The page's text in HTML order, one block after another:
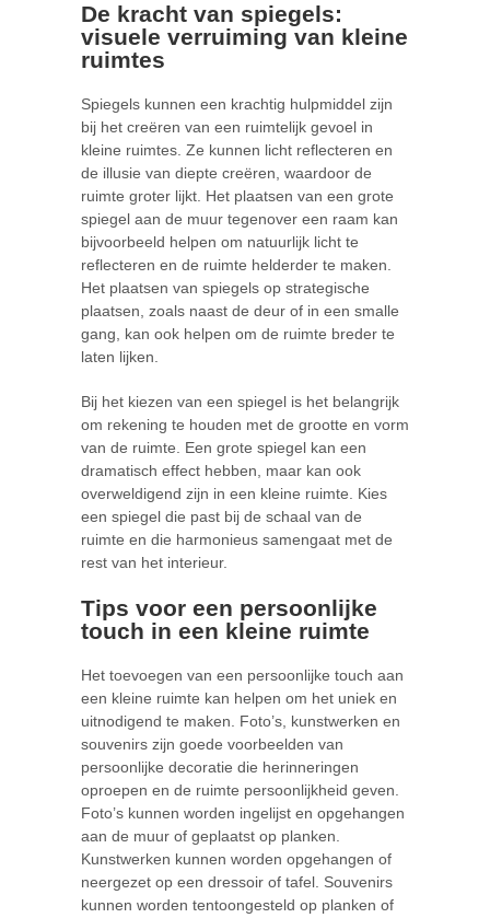
De kracht van spiegels:
visuele verruiming van kleine
ruimtes
Spiegels kunnen een krachtig hulpmiddel zijn
bij het creëren van een ruimtelijk gevoel in
kleine ruimtes. Ze kunnen licht reflecteren en
de illusie van diepte creëren, waardoor de
ruimte groter lijkt. Het plaatsen van een grote
spiegel aan de muur tegenover een raam kan
bijvoorbeeld helpen om natuurlijk licht te
reflecteren en de ruimte helderder te maken.
Het plaatsen van spiegels op strategische
plaatsen, zoals naast de deur of in een smalle
gang, kan ook helpen om de ruimte breder te
laten lijken.
Bij het kiezen van een spiegel is het belangrijk
om rekening te houden met de grootte en vorm
van de ruimte. Een grote spiegel kan een
dramatisch effect hebben, maar kan ook
overweldigend zijn in een kleine ruimte. Kies
een spiegel die past bij de schaal van de
ruimte en die harmonieus samengaat met de
rest van het interieur.
Tips voor een persoonlijke
touch in een kleine ruimte
Het toevoegen van een persoonlijke touch aan
een kleine ruimte kan helpen om het uniek en
uitnodigend te maken. Foto’s, kunstwerken en
souvenirs zijn goede voorbeelden van
persoonlijke decoratie die herinneringen
oproepen en de ruimte persoonlijkheid geven.
Foto’s kunnen worden ingelijst en opgehangen
aan de muur of geplaatst op planken.
Kunstwerken kunnen worden opgehangen of
neergezet op een dressoir of tafel. Souvenirs
kunnen worden tentoongesteld op planken of